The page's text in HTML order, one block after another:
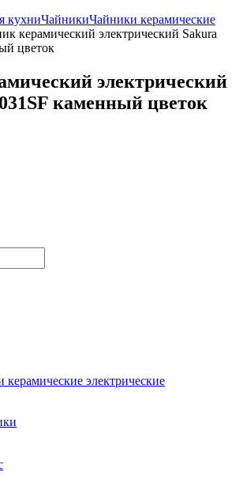
кухниЧайникиЧайники керамические
керамический электрический Sakura
цветок
электрический
каменный цветок
керамические электрические